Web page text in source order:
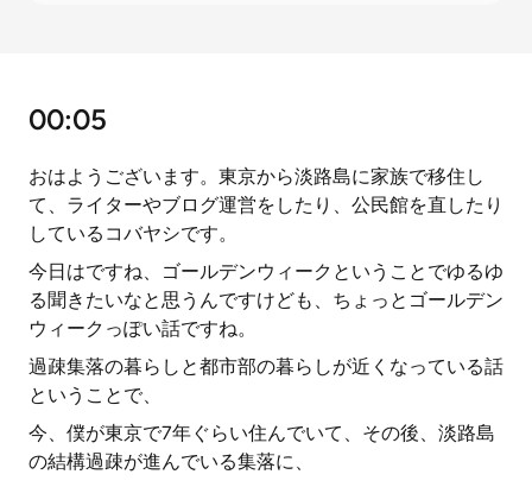
00:05
おはようございます。東京から淡路島に家族で移住し
て、ライターやブログ運営をしたり、公民館を直したり
しているコバヤシです。
今日はですね、ゴールデンウィークということでゆるゆ
る聞きたいなと思うんですけども、ちょっとゴールデン
ウィークっぽい話ですね。
過疎集落の暮らしと都市部の暮らしが近くなっている話
ということで、
今、僕が東京で7年ぐらい住んでいて、その後、淡路島
の結構過疎が進んでいる集落に、